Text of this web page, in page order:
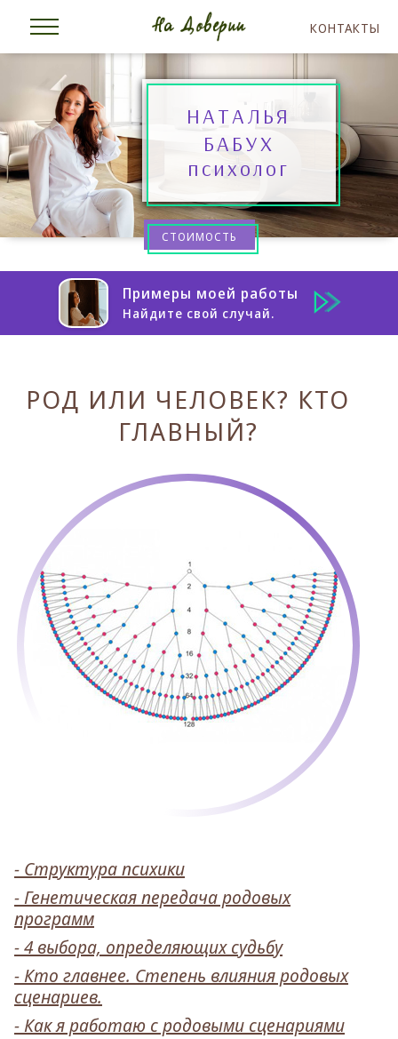
КОНТАКТЫ
НАТАЛЬЯ
БАБУХ
психолог
СТОИМОСТЬ
Примеры моей работы
Найдите свой случай.
РОД ИЛИ ЧЕЛОВЕК? КТО
ГЛАВНЫЙ?
- Структура психики
- Генетическая передача родовых
программ
- 4 выбора, определяющих судьбу
- Кто главнее. Степень влияния родовых
сценариев.
- Как я работаю с родовыми сценариями